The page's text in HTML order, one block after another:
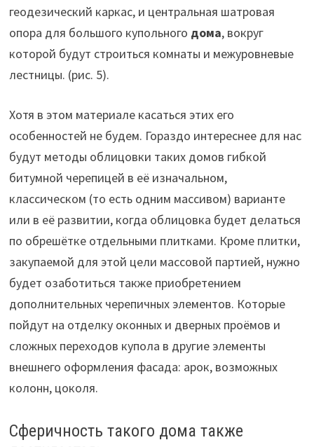
геодезический каркас, и центральная шатровая
опора для большого купольного дома, вокруг
которой будут строиться комнаты и межуровневые
лестницы. (рис. 5).
Хотя в этом материале касаться этих его
особенностей не будем. Гораздо интереснее для нас
будут методы облицовки таких домов гибкой
битумной черепицей в её изначальном,
классическом (то есть одним массивом) варианте
или в её развитии, когда облицовка будет делаться
по обрешётке отдельными плитками. Кроме плитки,
закупаемой для этой цели массовой партией, нужно
будет озаботиться также приобретением
дополнительных черепичных элементов. Которые
пойдут на отделку оконных и дверных проёмов и
сложных переходов купола в другие элементы
внешнего оформления фасада: арок, возможных
колонн, цоколя.
Сферичность такого дома также